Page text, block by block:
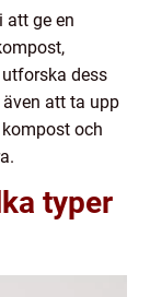
att ge en
dess
att ta upp
och
typer